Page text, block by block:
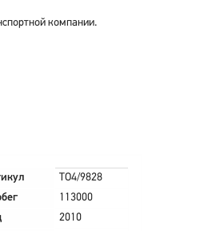
компании.
TO4/9828
113000
2010